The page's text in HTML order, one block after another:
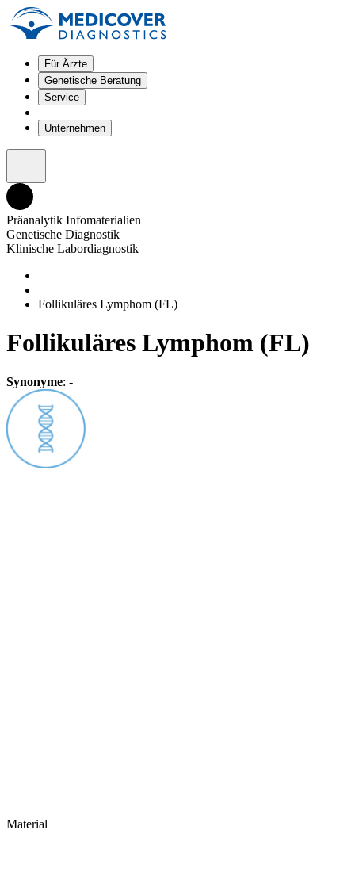
Für Ärzte
Genetische Beratung
Service
Unternehmen
Präanalytik Infomaterialien
Genetische Diagnostik
Klinische Labordiagnostik
Follikuläres Lymphom (FL)
Follikuläres Lymphom (FL)
Synonyme: -
Material